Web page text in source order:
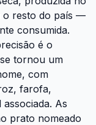
o resto do país —
consumida.
é o
tornou um
com
farofa,
As
prato nomeado